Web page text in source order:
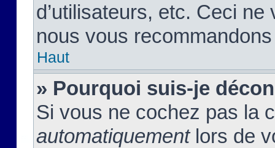
d’utilisateurs, etc. Ceci
nous vous
Haut
» Pourquoi suis-je
Si vous ne cochez pas la
automatiquementlors de